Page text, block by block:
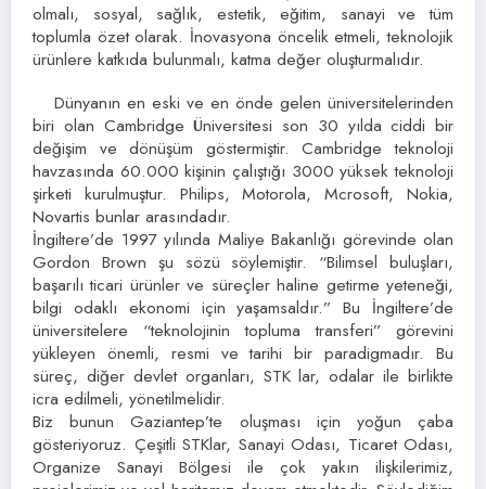
olmalı, sosyal, sağlık, estetik, eğitim, sanayi ve tüm
toplumla özet olarak. İnovasyona öncelik etmeli, teknolojik
ürünlere katkıda bulunmalı, katma değer oluşturmalıdır.
Dünyanın en eski ve en önde gelen üniversitelerinden
biri olan Cambridge Üniversitesi son 30 yılda ciddi bir
değişim ve dönüşüm göstermiştir. Cambridge teknoloji
havzasında 60.000 kişinin çalıştığı 3000 yüksek teknoloji
şirketi kurulmuştur. Philips, Motorola, Mcrosoft, Nokia,
Novartis bunlar arasındadır.
İngiltere’de 1997 yılında Maliye Bakanlığı görevinde olan
Gordon Brown şu sözü söylemiştir. “Bilimsel buluşları,
başarılı ticari ürünler ve süreçler haline getirme yeteneği,
bilgi odaklı ekonomi için yaşamsaldır.” Bu İngiltere’de
üniversitelere “teknolojinin topluma transferi” görevini
yükleyen önemli, resmi ve tarihi bir paradigmadır. Bu
süreç, diğer devlet organları, STK lar, odalar ile birlikte
icra edilmeli, yönetilmelidir.
Biz bunun Gaziantep’te oluşması için yoğun çaba
gösteriyoruz. Çeşitli STKlar, Sanayi Odası, Ticaret Odası,
Organize Sanayi Bölgesi ile çok yakın ilişkilerimiz,